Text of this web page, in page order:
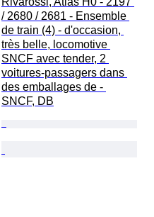
/ 2680 / 2681 - Ensemble
de train (4) - d'occasion,
très belle, locomotive
SNCF avec tender, 2
voitures-passagers dans
des emballages de -
SNCF, DB